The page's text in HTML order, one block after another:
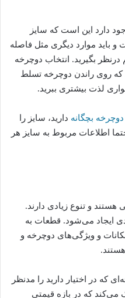
دارد این است که سایز
باید موارد دیگری مثل فاصله
بگیرید. انتخاب دوچرخه
روی راندن دوچرخه تسلط
لذت بیشتری ببرید.
بچگانه دارید، سایز را
اطلاعات مربوط به سایز هر
و تنوع زیادی دارند.
ایجاد می‌شود. قطعات به
و ویژگی‌های دوچرخه و
که در اختیار دارید را مدنظر
می‌کند که در بازه قیمتی